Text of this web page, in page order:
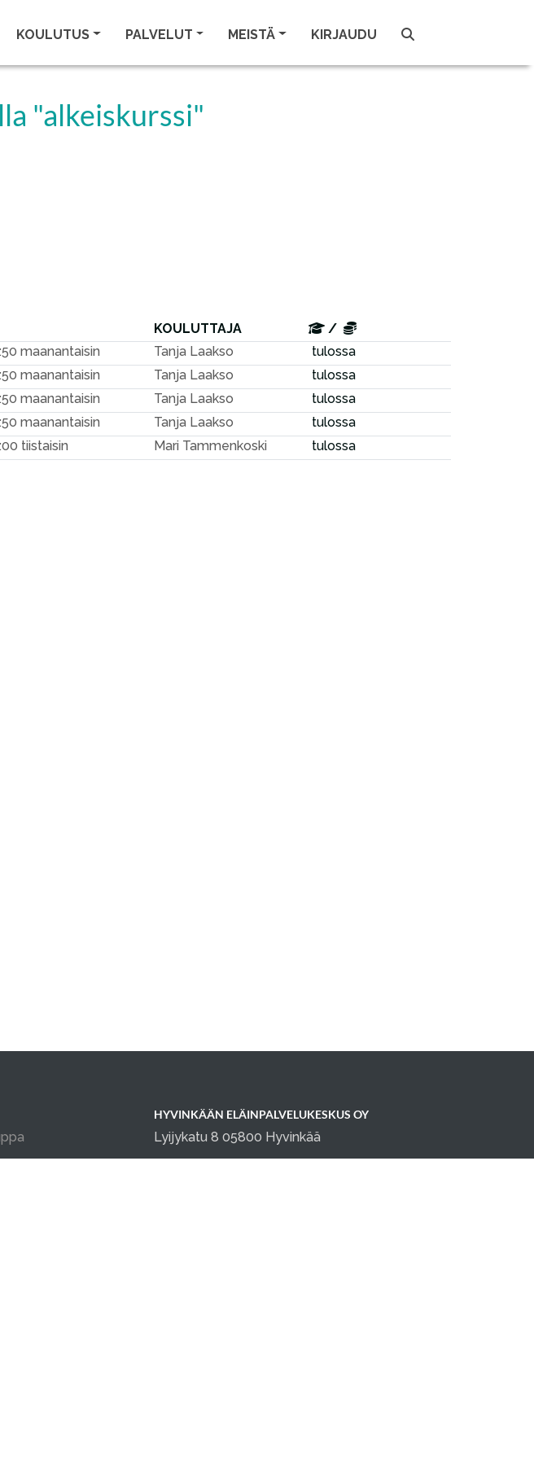
KOULUTUS PALVELUT MEISTÄ KIRJAUDU
"alkeiskurssi"
KOULUTTAJA
/
maanantaisin Tanja Laakso
tulossa
maanantaisin Tanja Laakso
tulossa
maanantaisin Tanja Laakso
tulossa
maanantaisin Tanja Laakso
tulossa
tiistaisin Mari Tammenkoski tulossa
HYVINKÄÄN ELÄINPALVELUKESKUS OY
Lyijykatu 8 05800 Hyvinkää